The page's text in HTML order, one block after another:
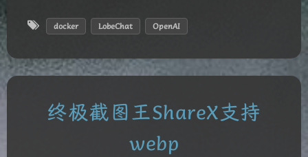
docker LobeChat OpenAI
终极截图王ShareX支持
webp